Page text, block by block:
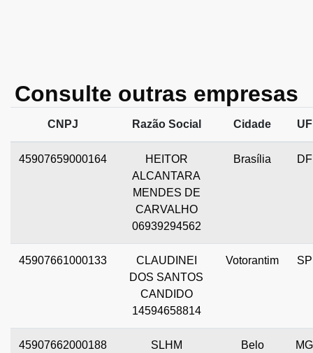
Consulte outras empresas
CNPJ Razão Social Cidade UF
45907659000164
HEITOR
ALCANTARA
MENDES DE
CARVALHO
06939294562
Brasília DF
45907661000133
CLAUDINEI
DOS SANTOS
CANDIDO
14594658814
Votorantim SP
45907662000188
SLHM
Belo
MG